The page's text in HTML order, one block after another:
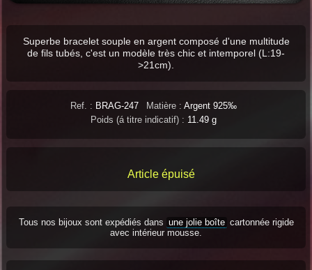
Superbe bracelet souple en argent composé d'une multitude
de fils tubés, c'est un modèle très chic et intemporel (L:19-
>21cm).
Ref. : BRAG-247 Matière : Argent 925‰
Poids (á titre indicatif) : 11.49 g
Article épuisé
Tous nos bijoux sont expédiés dans une jolie boîte cartonnée rigide
avec intérieur mousse.